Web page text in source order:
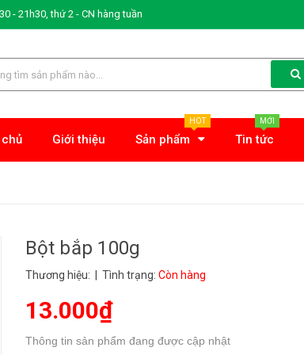
- 21h30, thứ 2 - CN hàng tuần
Giới thiệu Sản phẩm
HOT
Tin tức
MỚI
Bột bắp 100g
Thương hiệu: | Tình trạng: Còn hàng
13.000₫
Thông tin sản phẩm đang được cập nhật